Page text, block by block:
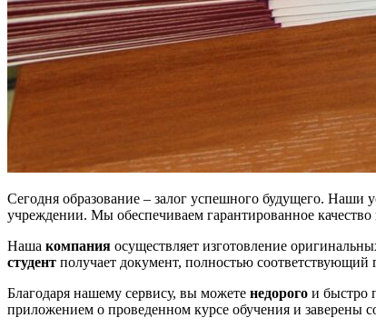
Сегодня образование – залог успешного будущего. Наши
учреждении. Мы обеспечиваем гарантированное
Наша компания осуществляет изготовление
студент получает документ, полностью
Благодаря нашему сервису, вы можете недорого и быстро
приложением о проведенном курсе обучения и заверены